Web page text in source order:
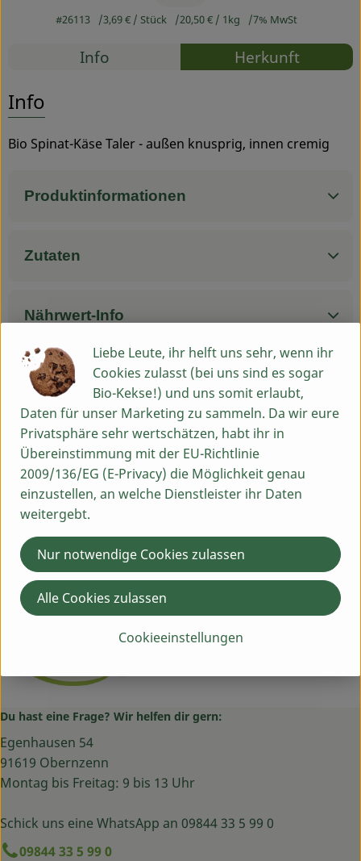
#26113 3,69 € / Stück 20,50 € / 1kg 7% MwSt
Rezepte
Info Herkunft
Info
Bio Spinat-Käse Taler - außen knusprig, innen cremig
Produktinformationen
Zutaten
Nährwert-Info
Produktdatenblatt
Herkunft
Hersteller: SOTO
Deutschland
SOTO
Du hast eine Frage? Wir helfen dir gern:
Egenhausen 54
91619 Obernzenn
Montag bis Freitag: 9 bis 13 Uhr
Schick uns eine WhatsApp an 09844 33 5 99 0
09844 33 5 99 0
Liebe Leute, ihr helft uns sehr, wenn ihr
Cookies zulasst (bei uns sind es sogar
Bio-Kekse!) und uns somit erlaubt,
Daten für unser Marketing zu sammeln. Da wir eure
Privatsphäre sehr wertschätzen, habt ihr in
Übereinstimmung mit der EU-Richtlinie
2009/136/EG (E-Privacy) die Möglichkeit genau
einzustellen, an welche Dienstleister ihr Daten
weitergebt.
Cookieeinstellungen
Nur notwendige Cookies zulassen
Alle Cookies zulassen